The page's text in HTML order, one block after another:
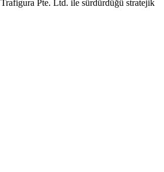
Pte. Ltd. ile sürdürdüğü stratejik